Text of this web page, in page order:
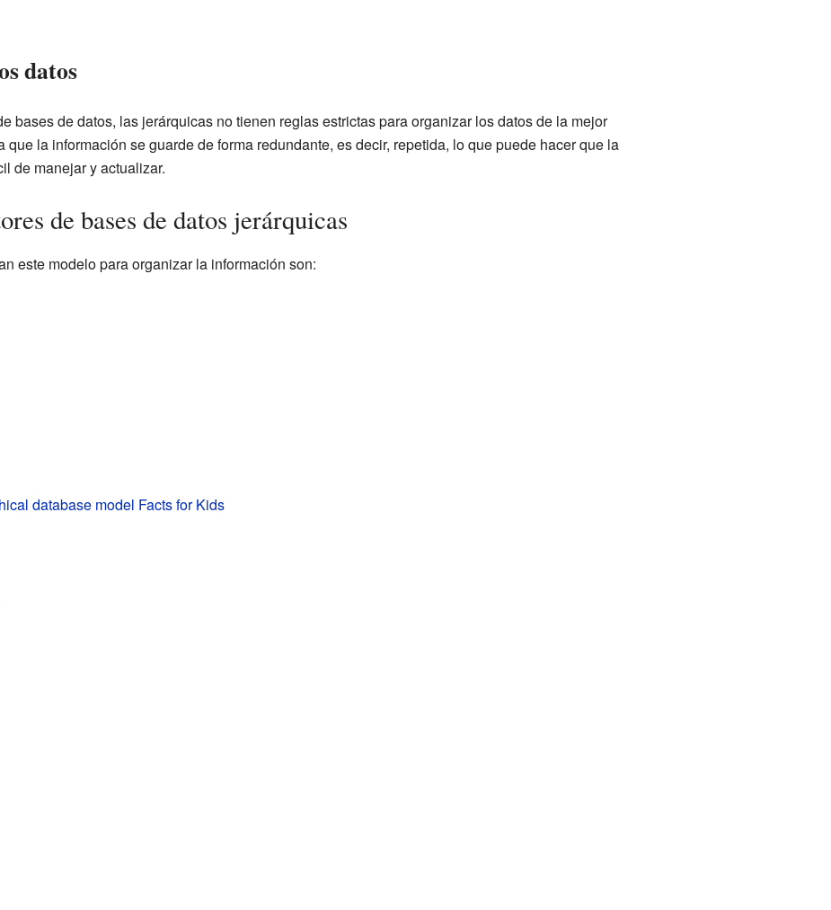
datos
bases de datos, las jerárquicas no tienen reglas estrictas para organizar los datos de la mejor
que la información se guarde de forma redundante, es decir, repetida, lo que puede hacer que la
de manejar y actualizar.
de bases de datos jerárquicas
este modelo para organizar la información son:
database model Facts for Kids